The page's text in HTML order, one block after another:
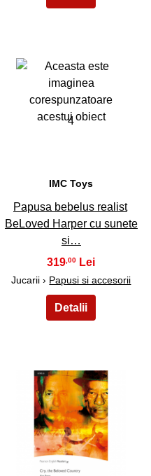
4
IMC Toys
Papusa bebelus realist
BeLoved Harper cu sunete
si…
319,00
Jucarii › Papusi si accesorii
6